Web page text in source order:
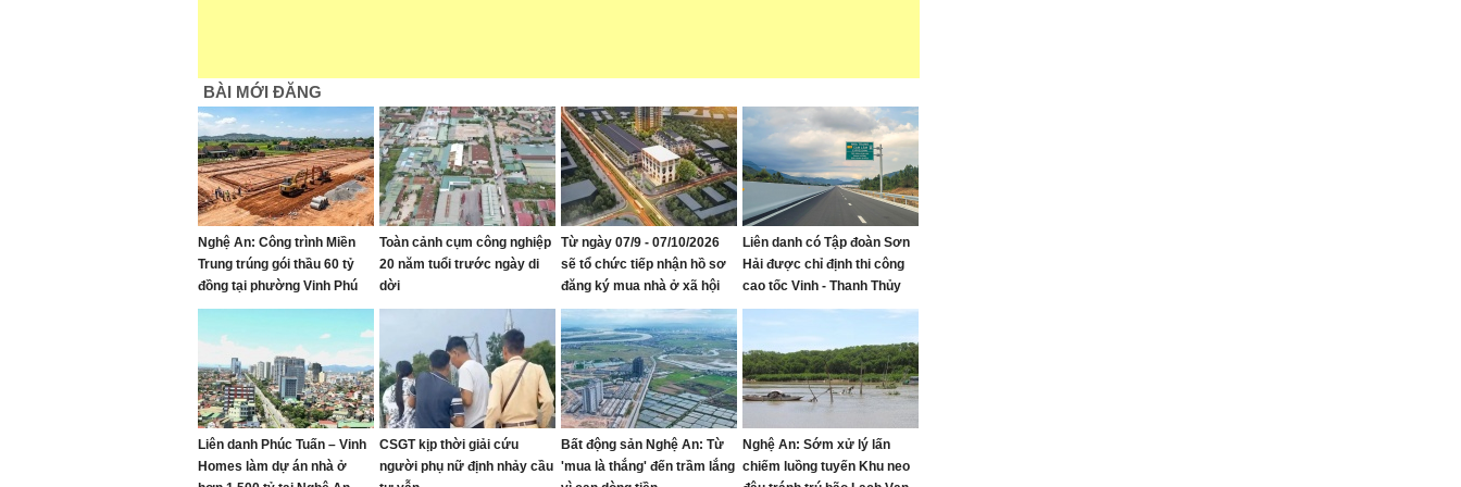
BÀI MỚI ĐĂNG
Nghệ An: Công trình Miền
Trung trúng gói thầu 60 tỷ
đồng tại phường Vinh Phú
Toàn cảnh cụm công nghiệp
20 năm tuổi trước ngày di
dời
Từ ngày 07/9 - 07/10/2026
sẽ tổ chức tiếp nhận hồ sơ
đăng ký mua nhà ở xã hội
tại Khu nhà ở Mỹ Thượng,
phường Vinh Lộc
Liên danh có Tập đoàn Sơn
Hải được chỉ định thi công
cao tốc Vinh - Thanh Thủy
Liên danh Phúc Tuấn – Vinh
Homes làm dự án nhà ở
CSGT kịp thời giải cứu
người phụ nữ định nhảy cầu
Bất động sản Nghệ An: Từ
'mua là thắng' đến trầm lắng
Nghệ An: Sớm xử lý lấn
chiếm luồng tuyến Khu neo